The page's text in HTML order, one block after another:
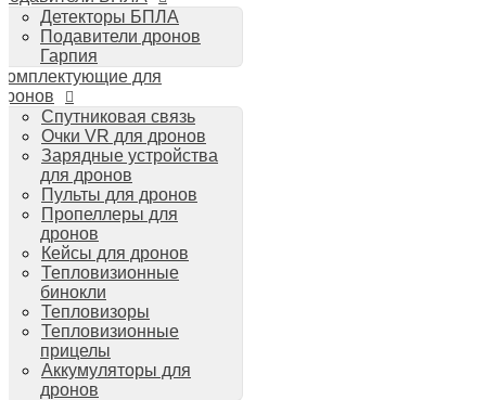
Пылесосы Dyson
Аудио и видео DJI
Ручные камеры
DJI Osmo Action 3
DJI Osmo Pocket 3
Стабилизаторы
DJI Osmo Mobile 6
DJI RS 3 Pro
Детекторы БПЛА
Подавители дронов
Гарпия
для
Спутниковая связь
Очки VR для дронов
Зарядные устройства
для дронов
Пульты для дронов
Пропеллеры для
дронов
Кейсы для дронов
Тепловизионные
бинокли
Тепловизоры
Тепловизионные
прицелы
Аккумуляторы для
дронов